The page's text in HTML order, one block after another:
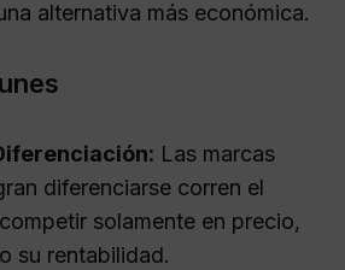
alternativa más económica.
Las marcas
diferenciarse corren el
solamente en precio,
su rentabilidad.